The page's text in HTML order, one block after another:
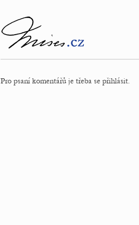
Pro psaní komentářů je třeba se přihlásit.